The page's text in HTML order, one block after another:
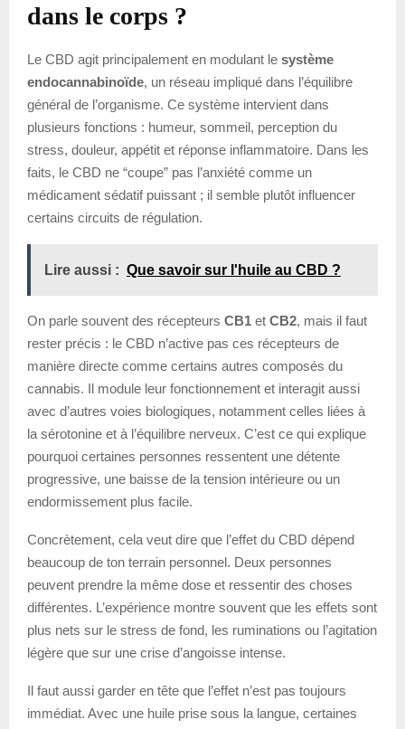
dans le corps ?
Le CBD agit principalement en modulant le système
endocannabinoïde, un réseau impliqué dans l’équilibre
général de l’organisme. Ce système intervient dans
plusieurs fonctions : humeur, sommeil, perception du
stress, douleur, appétit et réponse inflammatoire. Dans les
faits, le CBD ne “coupe” pas l’anxiété comme un
médicament sédatif puissant ; il semble plutôt influencer
certains circuits de régulation.
Lire aussi : Que savoir sur l'huile au CBD ?
On parle souvent des récepteurs CB1 et CB2, mais il faut
rester précis : le CBD n’active pas ces récepteurs de
manière directe comme certains autres composés du
cannabis. Il module leur fonctionnement et interagit aussi
avec d’autres voies biologiques, notamment celles liées à
la sérotonine et à l’équilibre nerveux. C’est ce qui explique
pourquoi certaines personnes ressentent une détente
progressive, une baisse de la tension intérieure ou un
endormissement plus facile.
Concrètement, cela veut dire que l’effet du CBD dépend
beaucoup de ton terrain personnel. Deux personnes
peuvent prendre la même dose et ressentir des choses
différentes. L’expérience montre souvent que les effets sont
plus nets sur le stress de fond, les ruminations ou l’agitation
légère que sur une crise d’angoisse intense.
Il faut aussi garder en tête que l’effet n’est pas toujours
immédiat. Avec une huile prise sous la langue, certaines